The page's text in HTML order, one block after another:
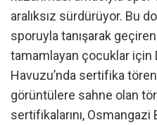
aralıksız sürdürüyor. Bu
sporuyla tanışarak
tamamlayan çocuklar için
Havuzu’nda sertifika
görüntülere sahne olan
sertifikalarını,